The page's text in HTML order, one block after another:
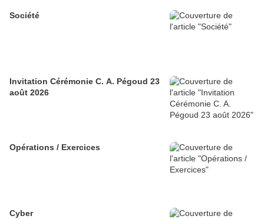
Société
Invitation Cérémonie C. A. Pégoud 23
août 2026
Opérations / Exercices
Cyber